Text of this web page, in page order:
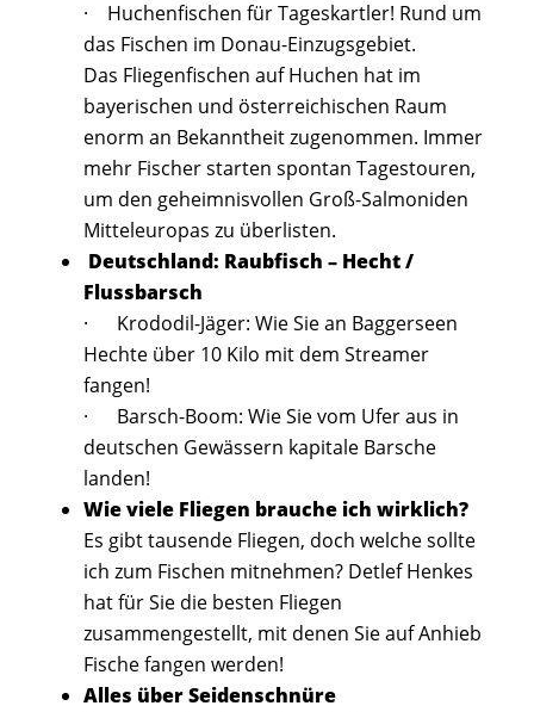
· Huchenfischen für Tageskartler! Rund um
das Fischen im Donau-Einzugsgebiet.
Das Fliegenfischen auf Huchen hat im
bayerischen und österreichischen Raum
enorm an Bekanntheit zugenommen. Immer
mehr Fischer starten spontan Tagestouren,
um den geheimnisvollen Groß-Salmoniden
Mitteleuropas zu überlisten.
Deutschland: Raubfisch – Hecht /
Flussbarsch
· Krododil-Jäger: Wie Sie an Baggerseen
Hechte über 10 Kilo mit dem Streamer
fangen!
· Barsch-Boom: Wie Sie vom Ufer aus in
deutschen Gewässern kapitale Barsche
landen!
Wie viele Fliegen brauche ich wirklich?
Es gibt tausende Fliegen, doch welche sollte
ich zum Fischen mitnehmen? Detlef Henkes
hat für Sie die besten Fliegen
zusammengestellt, mit denen Sie auf Anhieb
Fische fangen werden!
Alles über Seidenschnüre